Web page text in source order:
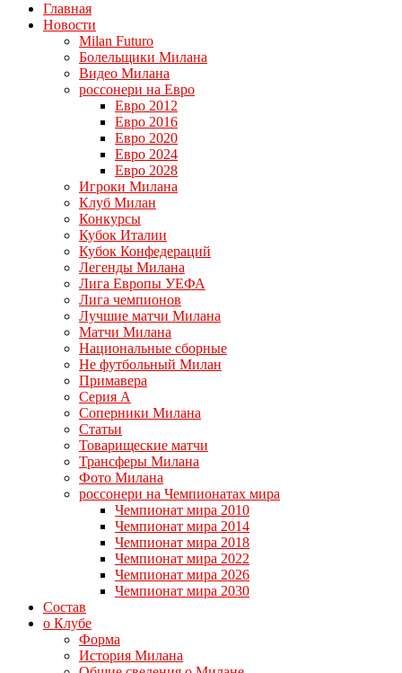
Главная
Новости
Milan Futuro
Болельщики Милана
Видео Милана
россонери на Евро
Евро 2012
Евро 2016
Евро 2020
Евро 2024
Евро 2028
Игроки Милана
Клуб Милан
Конкурсы
Кубок Италии
Кубок Конфедераций
Легенды Милана
Лига Европы УЕФА
Лига чемпионов
Лучшие матчи Милана
Матчи Милана
Национальные сборные
Не футбольный Милан
Примавера
Серия А
Соперники Милана
Статьи
Товарищеские матчи
Трансферы Милана
Фото Милана
россонери на Чемпионатах мира
Чемпионат мира 2010
Чемпионат мира 2014
Чемпионат мира 2018
Чемпионат мира 2022
Чемпионат мира 2026
Чемпионат мира 2030
Состав
о Клубе
Форма
История Милана